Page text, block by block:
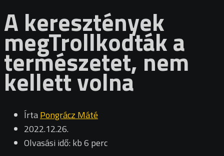
A keresztények
megTrollkodták a
természetet, nem
kellett volna
ÍrtaPongrácz Máté
2022.12.26.
Olvasási idő: kb 6 perc